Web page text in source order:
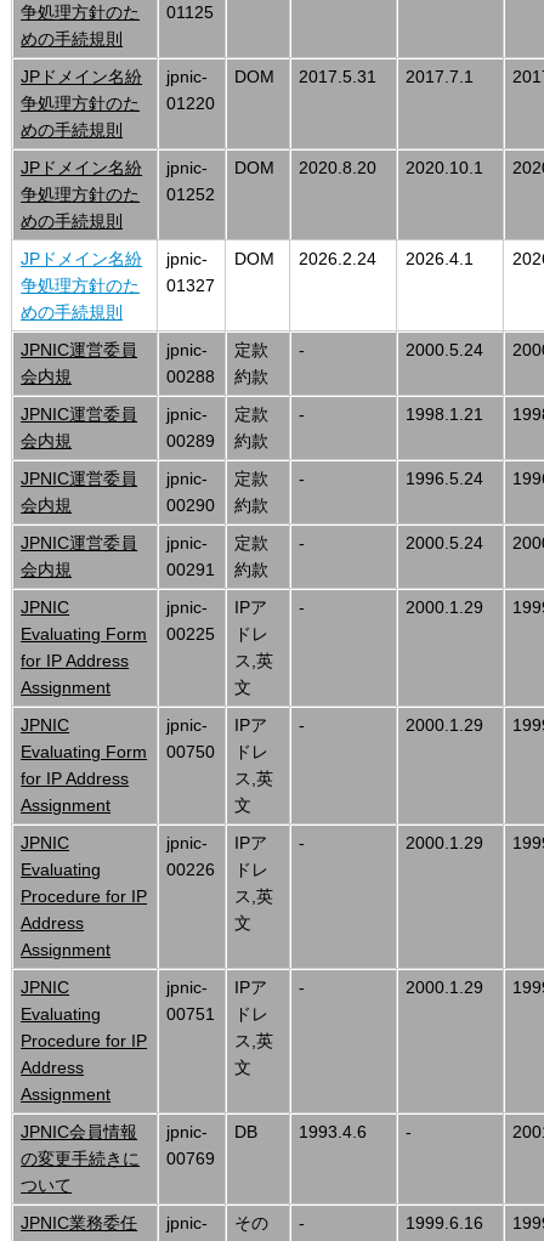
争処理方針のた
めの手続規則
01125
JPドメイン名紛
争処理方針のた
めの手続規則
jpnic-
01220
DOM 2017.5.31 2017.7.1
JPドメイン名紛
争処理方針のた
めの手続規則
jpnic-
01252
DOM 2020.8.20 2020.10.1
JPドメイン名紛
争処理方針のた
めの手続規則
jpnic-
01327
DOM 2026.2.24 2026.4.1
JPNIC運営委員
会内規
jpnic-
00288
定款
約款
- 2000.5.24
JPNIC運営委員
会内規
jpnic-
00289
定款
約款
- 1998.1.21
JPNIC運営委員
会内規
jpnic-
00290
定款
約款
- 1996.5.24
JPNIC運営委員
会内規
jpnic-
00291
定款
約款
- 2000.5.24
JPNIC
Evaluating Form
for IP Address
Assignment
jpnic-
00225
IPア
ドレ
ス,英
文
- 2000.1.29
JPNIC
Evaluating Form
for IP Address
Assignment
jpnic-
00750
IPア
ドレ
ス,英
文
- 2000.1.29
JPNIC
Evaluating
Procedure for IP
Address
Assignment
jpnic-
00226
IPア
ドレ
ス,英
文
- 2000.1.29
JPNIC
Evaluating
Procedure for IP
Address
Assignment
jpnic-
00751
IPア
ドレ
ス,英
文
- 2000.1.29
JPNIC会員情報
の変更手続きに
ついて
jpnic-
00769
DB 1993.4.6 -
JPNIC業務委任
jpnic-
その
- 1999.6.16